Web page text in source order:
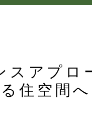
アプロ
住空間へ